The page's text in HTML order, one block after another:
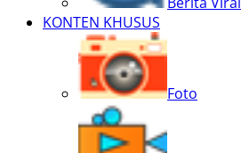
KONTEN KHUSUS
Foto